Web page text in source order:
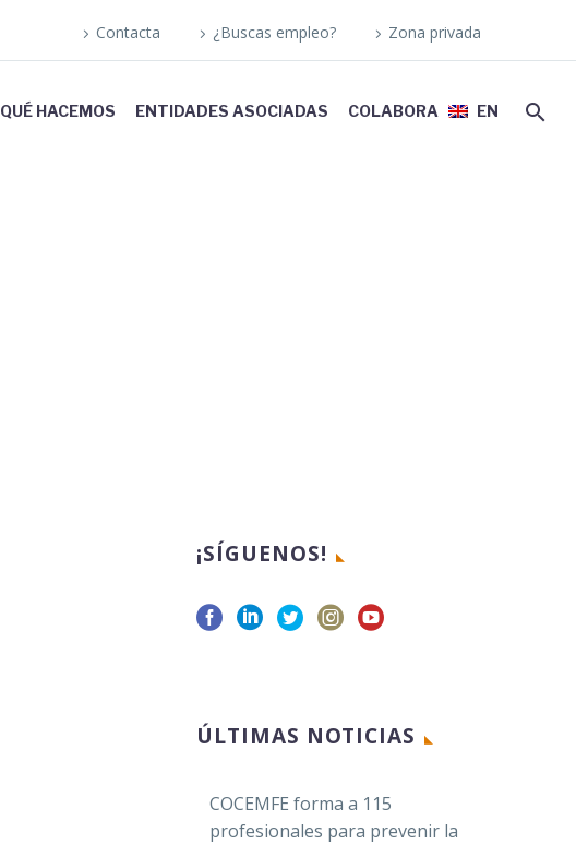
Contacta ¿Buscas empleo? Zona privada
QUÉ HACEMOS ENTIDADES ASOCIADAS COLABORA EN
¡SÍGUENOS!
ÚLTIMAS NOTICIAS
COCEMFE forma a 115
profesionales para prevenir la